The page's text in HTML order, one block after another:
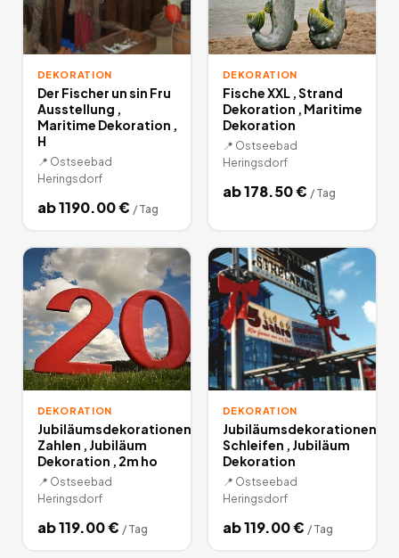
DEKORATION
Der Fischer un sin Fru
Ausstellung ,
Maritime Dekoration ,
H
📍 Ostseebad
Heringsdorf
ab1190.00€ / Tag
DEKORATION
Fische XXL , Strand
Dekoration , Maritime
Dekoration
📍 Ostseebad
Heringsdorf
ab178.50€ / Tag
DEKORATION
Jubiläumsdekorationen
Zahlen , Jubiläum
Dekoration , 2m ho
📍 Ostseebad
Heringsdorf
ab119.00€ / Tag
DEKORATION
Jubiläumsdekorationen
Schleifen , Jubiläum
Dekoration
📍 Ostseebad
Heringsdorf
ab119.00€ / Tag